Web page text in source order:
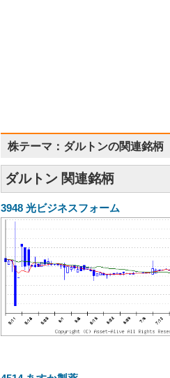
株テーマ：ダルトンの関連銘柄
ダルトン 関連銘柄
3948 光ビジネスフォーム